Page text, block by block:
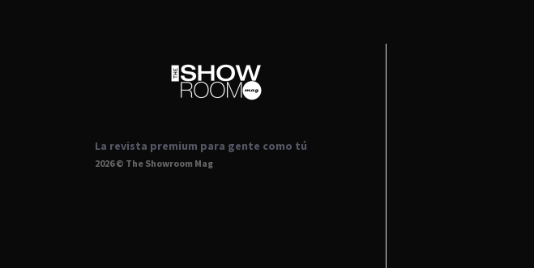
La revista premium para gente como tú
2026 © The Showroom Mag